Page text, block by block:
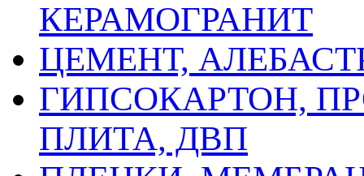
КЕРАМОГРАНИТ
ЦЕМЕНТ,
ГИПСОКАРТОН,
ПЛИТА, ДВП